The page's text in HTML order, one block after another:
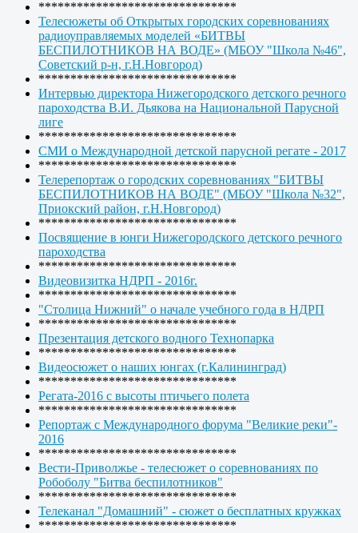
*******************************
Телесюжеты об Открытых городских соревнованиях
радиоуправляемых моделей «БИТВЫ
БЕСПИЛОТНИКОВ НА ВОДЕ» (МБОУ "Школа №46",
Советский р-н, г.Н.Новгород)
*******************************
Интервью директора Нижегородского детского речного
пароходства В.И. Дьякова на Национальной Парусной
лиге
*******************************
СМИ о Международной детской парусной регате - 2017
*******************************
Телерепортаж о городских соревнованиях "БИТВЫ
БЕСПИЛОТНИКОВ НА ВОДЕ" (МБОУ "Школа №32",
Приокский район, г.Н.Новгород)
*******************************
Посвящение в юнги Нижегородского детского речного
пароходства
*******************************
Видеовизитка НДРП - 2016г.
*******************************
"Столица Нижний" о начале учебного года в НДРП
*******************************
Презентация детского водного Технопарка
*******************************
Видеосюжет о наших юнгах (г.Калининград)
*******************************
Регата-2016 с высоты птичьего полета
*******************************
Репортаж с Международного форума "Великие реки"-
2016
*******************************
Вести-Приволжье - телесюжет о соревнованиях по
Робоболу "Битва беспилотников"
*******************************
Телеканал "Домашний" - сюжет о бесплатных кружках
*******************************